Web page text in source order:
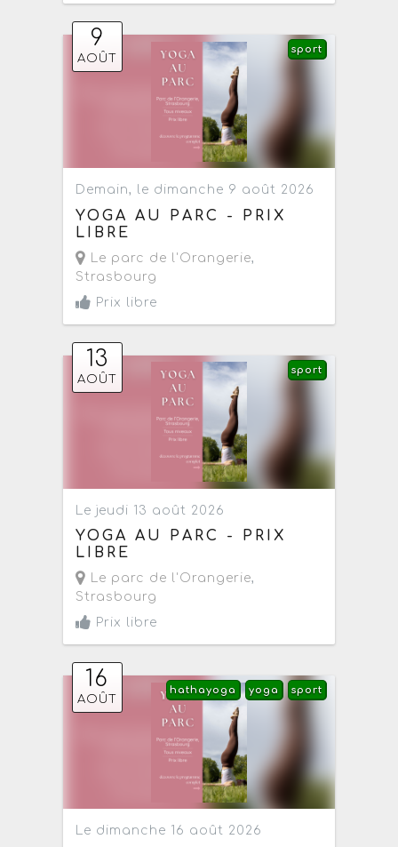
9
AOÛT
sport
Demain, le dimanche 9 août 2026
YOGA AU PARC - PRIX
LIBRE
Le parc de l'Orangerie,
Strasbourg
Prix libre
13
AOÛT
sport
Le jeudi 13 août 2026
YOGA AU PARC - PRIX
LIBRE
Le parc de l'Orangerie,
Strasbourg
Prix libre
16
AOÛT
sport
yoga
hathayoga
Le dimanche 16 août 2026